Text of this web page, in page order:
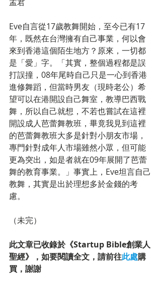
Eve自言從17歲教舞開始，至今已有17
年，既然在台灣擁有自己事業，何以會
來到香港這個陌生地方？原來，一切都
是「愛」字。「其實，整個過程都是誤
打誤撞，08年尾時自己只是一心到香港
進修舞蹈，但當時男友（現時老公）希
望可以在港開設自己舞室，教導巴西戰
舞，所以自己就想，不若也嘗試在這裡
開設成人芭蕾舞教班，畢竟我見到這裡
的芭蕾舞教班大多是針對小朋友市場，
專門針對成年人市場雖然小眾，但可能
更為突出，如是者就在09年展開了芭蕾
舞的教育事業。」事實上，Eve坦言自己
教舞，其實是出於理想多於金錢的考
慮。
（未完）
此文章已收錄於《Startup Bible創業人
聖經》，如要閱讀全文，請前往此處購
買，謝謝